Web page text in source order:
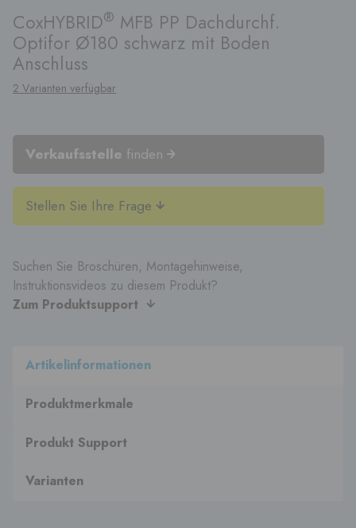
CoxHYBRID® MFB PP Dachdurchf.
Optifor Ø180 schwarz mit Boden
Anschluss
2 Varianten verfügbar
Verkaufsstelle finden
Stellen Sie Ihre Frage
Suchen Sie Broschüren, Montagehinweise,
Instruktionsvideos zu diesem Produkt?
Zum Produktsupport
Artikelinformationen
Produktmerkmale
Produkt Support
Varianten